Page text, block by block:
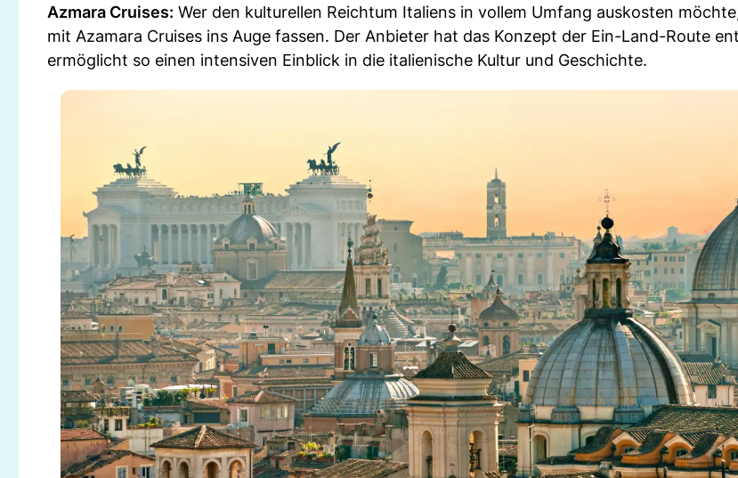
Azmara Cruises: Wer den kulturellen Reichtum Italiens in vollem Umfang auskosten
mit Azamara Cruises ins Auge fassen. Der Anbieter hat das Konzept der Ein-Land-Route
ermöglicht so einen intensiven Einblick in die italienische Kultur und Geschichte.